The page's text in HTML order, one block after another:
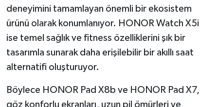
deneyimini tamamlayan önemli bir ekosistem
ürünü olarak konumlanıyor. HONOR Watch X5i
ise temel sağlık ve fitness özelliklerini şık bir
tasarımla sunarak daha erişilebilir bir akıllı saat
alternatifi oluşturuyor.
Böylece HONOR Pad X8b ve HONOR Pad X7,
göz konforlu ekranları, uzun pil ömürleri ve